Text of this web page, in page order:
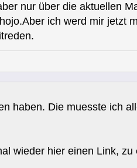
nur über die aktuellen
ich werd mir jetzt
haben. Die muesste ich
wieder hier einen Link, zu